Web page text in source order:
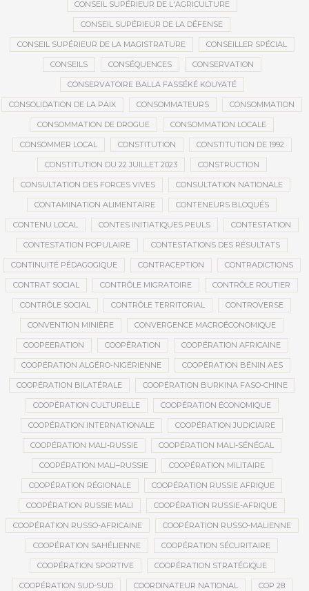
CONSEIL SUPÉRIEUR DE L'AGRICULTURE
CONSEIL SUPÉRIEUR DE LA DÉFENSE
CONSEIL SUPÉRIEUR DE LA MAGISTRATURE CONSEILLER SPÉCIAL
CONSEILS CONSÉQUENCES CONSERVATION
CONSERVATOIRE BALLA FASSÉKÉ KOUYATÉ
CONSOLIDATION DE LA PAIX CONSOMMATEURS CONSOMMATION
CONSOMMATION DE DROGUE CONSOMMATION LOCALE
CONSOMMER LOCAL CONSTITUTION CONSTITUTION DE 1992
CONSTITUTION DU 22 JUILLET 2023 CONSTRUCTION
CONSULTATION DES FORCES VIVES CONSULTATION NATIONALE
CONTAMINATION ALIMENTAIRE CONTENEURS BLOQUÉS
CONTENU LOCAL CONTES INITIATIQUES PEULS CONTESTATION
CONTESTATION POPULAIRE CONTESTATIONS DES RÉSULTATS
CONTINUITÉ PÉDAGOGIQUE CONTRACEPTION CONTRADICTIONS
CONTRAT SOCIAL CONTRÔLE MIGRATOIRE CONTRÔLE ROUTIER
CONTRÔLE SOCIAL CONTRÔLE TERRITORIAL CONTROVERSE
CONVENTION MINIÈRE CONVERGENCE MACROÉCONOMIQUE
COOPEERATION COOPÉRATION COOPÉRATION AFRICAINE
COOPÉRATION ALGÉRO-NIGÉRIENNE COOPÉRATION BÉNIN AES
COOPÉRATION BILATÉRALE COOPÉRATION BURKINA FASO-CHINE
COOPÉRATION CULTURELLE COOPÉRATION ÉCONOMIQUE
COOPÉRATION INTERNATIONALE COOPÉRATION JUDICIAIRE
COOPÉRATION MALI-RUSSIE COOPÉRATION MALI-SÉNÉGAL
COOPÉRATION MALI–RUSSIE COOPÉRATION MILITAIRE
COOPÉRATION RÉGIONALE COOPÉRATION RUSSIE AFRIQUE
COOPÉRATION RUSSIE MALI COOPÉRATION RUSSIE-AFRIQUE
COOPÉRATION RUSSO-AFRICAINE COOPÉRATION RUSSO-MALIENNE
COOPÉRATION SAHÉLIENNE COOPÉRATION SÉCURITAIRE
COOPÉRATION SPORTIVE COOPÉRATION STRATÉGIQUE
COOPÉRATION SUD-SUD COORDINATEUR NATIONAL COP 28